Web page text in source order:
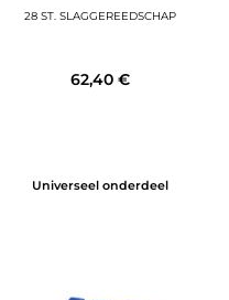
28 ST. SLAGGEREEDSCHAP
62,40 €
Universeel onderdeel